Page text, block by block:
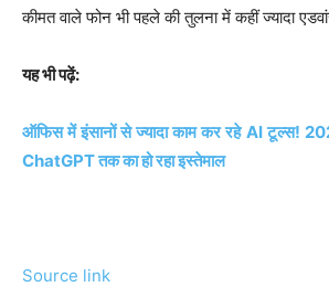
कीमत वाले फोन भी पहले की तुलना में कहीं ज्यादा
यह भी पढ़ें:
ऑफिस में इंसानों से ज्यादा काम कर रहे AI टूल्स!
ChatGPT तक का हो रहा इस्तेमाल
Source link